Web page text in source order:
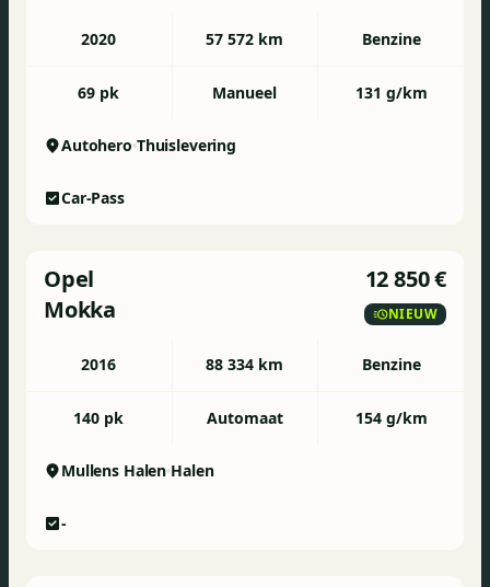
2020 57 572 km Benzine
69 pk Manueel 131 g/km
Autohero Thuislevering
Car-Pass
Opel
Mokka
12 850 €
NIEUW
2016 88 334 km Benzine
140 pk Automaat 154 g/km
Mullens Halen Halen
-